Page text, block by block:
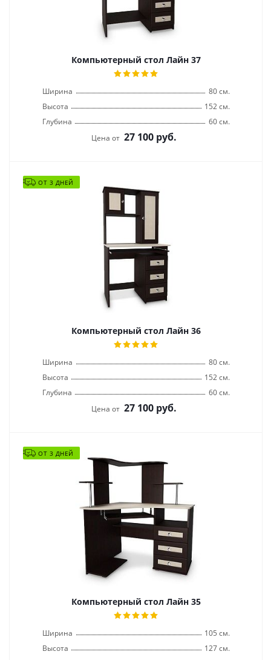
Компьютерный стол Лайн 37
Ширина
80 см.
Высота
152 см.
Глубина
60 см.
Цена от 27 100 руб.
ОТ 3 ДНЕЙ
Компьютерный стол Лайн 36
Ширина
80 см.
Высота
152 см.
Глубина
60 см.
Цена от 27 100 руб.
ОТ 3 ДНЕЙ
Компьютерный стол Лайн 35
Ширина
105 см.
Высота
127 см.